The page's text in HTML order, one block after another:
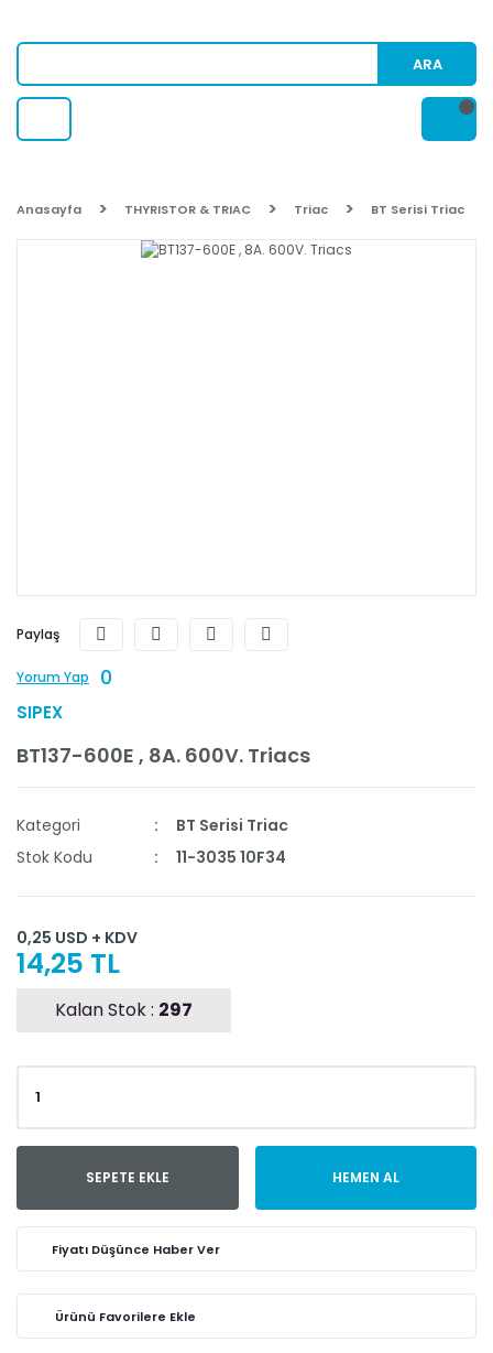
ARA
Anasayfa THYRISTOR & TRIAC Triac BT Serisi Triac
Paylaş
Yorum Yap 0
SIPEX
BT137-600E , 8A. 600V. Triacs
Kategori
BT Serisi Triac
Stok Kodu
11-3035 10F34
0,25 USD + KDV
14,25 TL
Kalan Stok : 297
SEPETE EKLE HEMEN AL
Fiyatı Düşünce Haber Ver